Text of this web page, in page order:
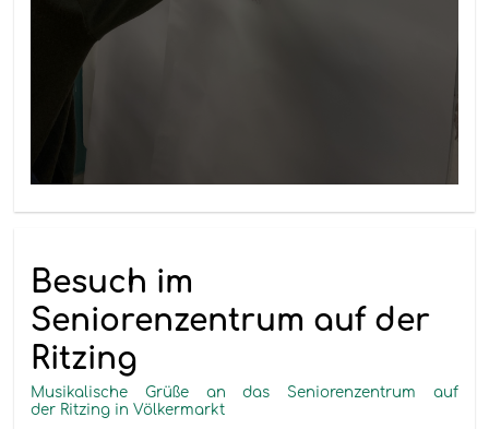
Besuch im
Seniorenzentrum auf der
Ritzing
Musikalische Grüße an das Seniorenzentrum auf
der Ritzing in Völkermarkt